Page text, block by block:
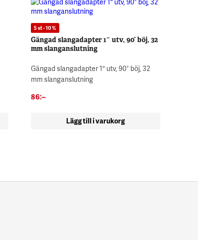
5 st - 10 %
Gängad slangadapter 1″ utv, 90° böj, 32
mm slanganslutning
Gängad slangadapter 1″ utv, 90° böj, 32
mm slanganslutning
86:–
Lägg till i varukorg